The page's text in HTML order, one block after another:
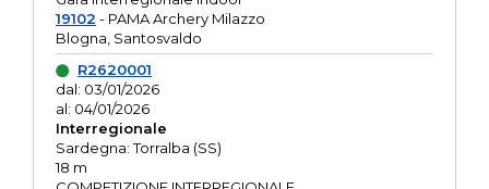
19102 - PAMA Archery Milazzo
Blogna, Santosvaldo
R2620001
dal: 03/01/2026
al: 04/01/2026
Interregionale
Sardegna: Torralba (SS)
18 m